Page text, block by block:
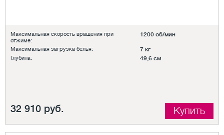
Максимальная скорость вращения при
отжиме:
1200 об/мин
Максимальная загрузка белья: 7 кг
Глубина: 49,6 см
32 910 руб. Купить